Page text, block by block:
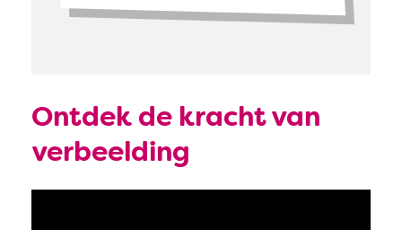
Ontdek de kracht van
verbeelding